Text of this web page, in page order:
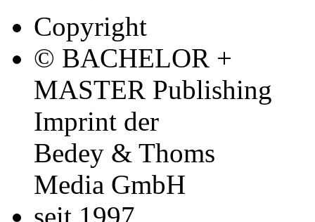
Copyright
© BACHELOR +
MASTER Publishing
Imprint der
Bedey & Thoms
Media GmbH